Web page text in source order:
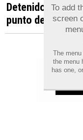
Detenido en
punto de venta
To add
screen
The
the menu
has one,
Aviso
cookies